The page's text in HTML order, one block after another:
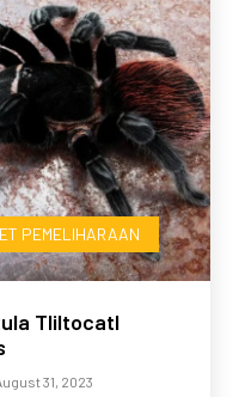
PEMELIHARAAN
Tliltocatl
31, 2023